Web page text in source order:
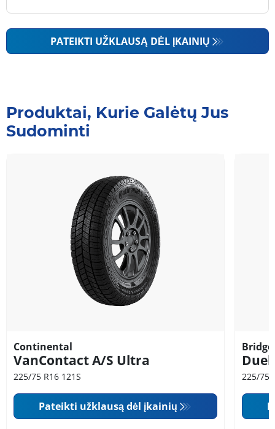
PATEIKTI UŽKLAUSĄ DĖL ĮKAINIŲ
Produktai, Kurie Galėtų Jus
Sudominti
Continental
VanContact A/S Ultra
225/75 R16 121S
Pateikti užklausą dėl įkainių
225/75